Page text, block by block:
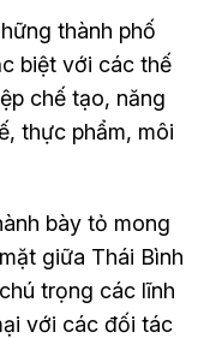
thành phố
biệt với các thế
chế tạo, năng
thực phẩm, môi
bày tỏ mong
giữa Thái Bình
trọng các lĩnh
với các đối tác